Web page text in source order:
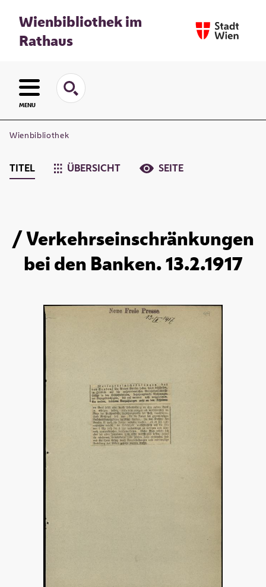
Wienbibliothek im
Rathaus
MENU
Wienbibliothek
TITEL ÜBERSICHT SEITE
/ Verkehrseinschränkungen
bei den Banken. 13.2.1917